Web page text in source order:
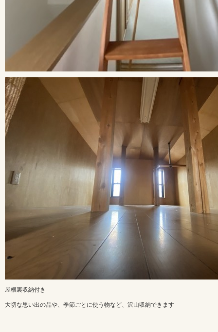
屋根裏収納付き
大切な思い出の品や、季節ごとに使う物など、沢山収納できます